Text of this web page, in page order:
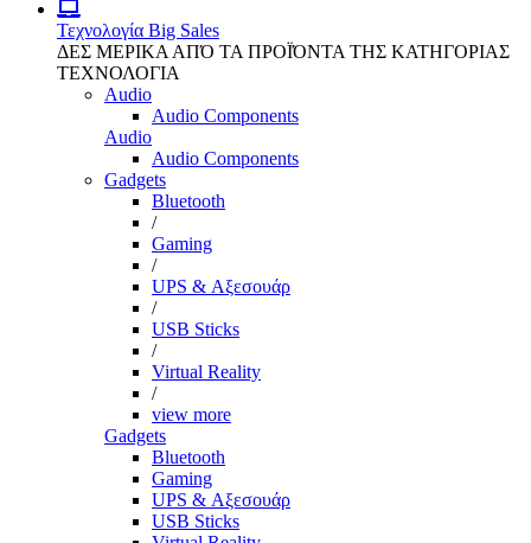
Τεχνολογία Big Sales
ΔΕΣ ΜΕΡΙΚΑ ΑΠΌ ΤΑ ΠΡΟΪΌΝΤΑ ΤΗΣ ΚΑΤΗΓΟΡΙΑΣ
ΤΕΧΝΟΛΟΓΙΑ
Audio
Audio Components
Audio
Audio Components
Gadgets
Bluetooth
/
Gaming
/
UPS & Αξεσουάρ
/
USB Sticks
/
Virtual Reality
/
view more
Gadgets
Bluetooth
Gaming
UPS & Αξεσουάρ
USB Sticks